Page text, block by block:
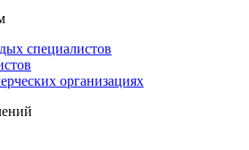
специалистов
организациях